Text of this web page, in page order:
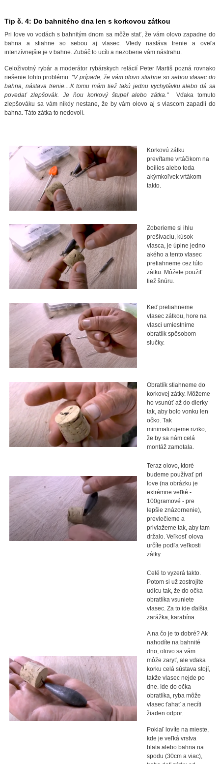
Tip č. 4: Do bahnitého dna len s korkovou zátkou
Pri love vo vodách s bahnitým dnom sa môže stať, že vám olovo zapadne do
bahna a stiahne so sebou aj vlasec. Vtedy nastáva trenie a oveľa
intenzívnejšie je v bahne. Zubáč to ucíti a nezoberie vám nástrahu.
Celoživotný rybár a moderátor rybárskych relácií Peter Martiš pozná rovnako
riešenie tohto problému: "V prípade, že vám olovo stiahne so sebou vlasec do
bahna, nástava trenie....K tomu mám tiež takú jednu vychytávku alebo dá sa
povedať zlepšovák. Je ňou korkový štupeľ alebo zátka."Vďaka tomuto
zlepšováku sa vám nikdy nestane, že by vám olovo aj s vlascom zapadli do
bahna. Táto zátka to nedovolí.
Korkovú zátku
prevŕtame vrtáčikom na
boilies alebo teda
akýmkoľvek vrtákom
takto.
Zoberieme si ihlu
prešívaciu, kúsok
vlasca, je úplne jedno
akého a tento vlasec
pretiahneme cez túto
zátku. Môžete použiť
tiež šnúru.
Keď pretiahneme
vlasec zátkou, hore na
vlasci umiestnime
obratlík spôsobom
slučky.
Obratlík stiahneme do
korkovej zátky. Môžeme
ho vsunúť až do dierky
tak, aby bolo vonku len
očko. Tak
minimalizujeme riziko,
že by sa nám celá
montáž zamotala.
Teraz olovo, ktoré
budeme používať pri
love (na obrázku je
extrémne veľké -
100gramové - pre
lepšie znázornenie),
prevlečieme a
priviažeme tak, aby tam
držalo. Veľkosť olova
určíte podľa veľkosti
zátky.
Celé to vyzerá takto.
Potom si už zostrojíte
udicu tak, že do očka
obratlíka vsuniete
vlasec. Za to ide ďalšia
zarážka, karabína.
A na čo je to dobré? Ak
nahodíte na bahnité
dno, olovo sa vám
môže zaryť, ale vďaka
korku celá sústava stojí,
takže vlasec nejde po
dne. Ide do očka
obratlíka, ryba môže
vlasec ťahať a necíti
žiaden odpor.
Pokiaľ lovíte na mieste,
kde je veľká vrstva
blata alebo bahna na
spodu (30cm a viac),